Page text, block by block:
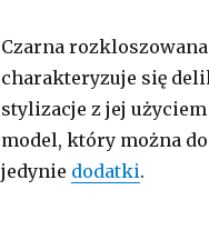
Czarna
charakteryzuje się
stylizacje z jej
model, który można
jedynie dodatki.